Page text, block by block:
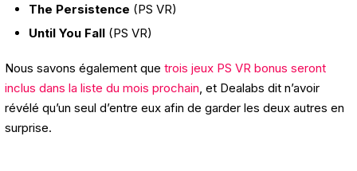
The Persistence (PS VR)
Until You Fall (PS VR)
Nous savons également que trois jeux PS VR bonus seront
inclus dans la liste du mois prochain, et Dealabs dit n’avoir
révélé qu’un seul d’entre eux afin de garder les deux autres en
surprise.